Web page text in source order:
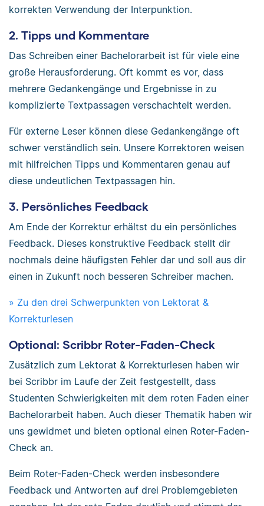
korrekten Verwendung der Interpunktion.
2. Tipps und Kommentare
Das Schreiben einer Bachelorarbeit ist für viele eine
große Herausforderung. Oft kommt es vor, dass
mehrere Gedankengänge und Ergebnisse in zu
komplizierte Textpassagen verschachtelt werden.
Für externe Leser können diese Gedankengänge oft
schwer verständlich sein. Unsere Korrektoren weisen
mit hilfreichen Tipps und Kommentaren genau auf
diese undeutlichen Textpassagen hin.
3. Persönliches Feedback
Am Ende der Korrektur erhältst du ein persönliches
Feedback. Dieses konstruktive Feedback stellt dir
nochmals deine häufigsten Fehler dar und soll aus dir
einen in Zukunft noch besseren Schreiber machen.
» Zu den drei Schwerpunkten von Lektorat &
Korrekturlesen
Optional: Scribbr Roter-Faden-Check
Zusätzlich zum Lektorat & Korrekturlesen haben wir
bei Scribbr im Laufe der Zeit festgestellt, dass
Studenten Schwierigkeiten mit dem roten Faden einer
Bachelorarbeit haben. Auch dieser Thematik haben wir
uns gewidmet und bieten optional einen Roter-Faden-
Check an.
Beim Roter-Faden-Check werden insbesondere
Feedback und Antworten auf drei Problemgebieten